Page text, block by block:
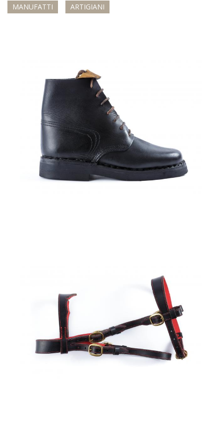
MANUFATTI ARTIGIANI